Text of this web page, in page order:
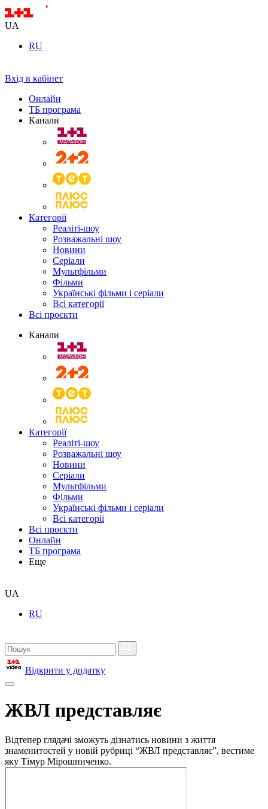
UA
RU
Вхід в кабінет
Онлайн
ТБ програма
Канали
Категорії
Реаліті-шоу
Розважальні шоу
Новини
Серіали
Мультфільми
Фільми
Українські фільми і серіали
Всі категорії
Всі проєкти
Канали
Категорії
Реаліті-шоу
Розважальні шоу
Новини
Серіали
Мультфільми
Фільми
Українські фільми і серіали
Всі категорії
Всі проєкти
Онлайн
ТБ програма
Еще
UA
RU
Відкрити у додатку
ЖВЛ представляє
Відтепер глядачі зможуть дізнатись новини з життя
знаменитостей у новій рубриці “ЖВЛ представляє”, вестиме
яку Тімур Мірошниченко.